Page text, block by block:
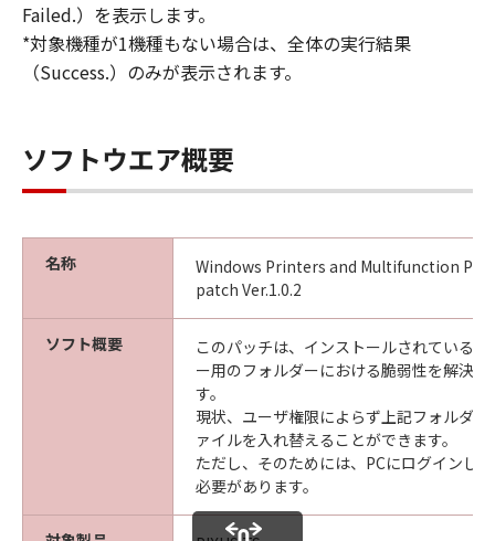
Failed.）を表示します。
*対象機種が1機種もない場合は、全体の実行結果
（Success.）のみが表示されます。
ソフトウエア概要
名称
Windows Printers and Multifunction
patch Ver.1.0.2
ソフト概要
このパッチは、インストールされている
ー用のフォルダーにおける脆弱性を解決
す。
現状、ユーザ権限によらず上記フォルダ
ァイルを入れ替えることができます。
ただし、そのためには、PCにログインし
必要があります。